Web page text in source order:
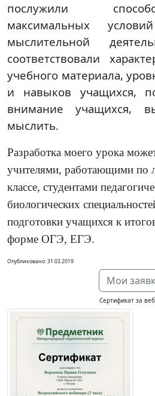
послужили
максимальных
мыслительной
соответствовали
учебного материала,
и навыков учащихся,
внимание учащихся,
мыслить.
Разработка моего урока
учителями, работающими
классе, студентами
биологических
подготовки учащихся к
форме ОГЭ, ЕГЭ.
Опубликовано: 31.03.2019
Мои
Сертификат за